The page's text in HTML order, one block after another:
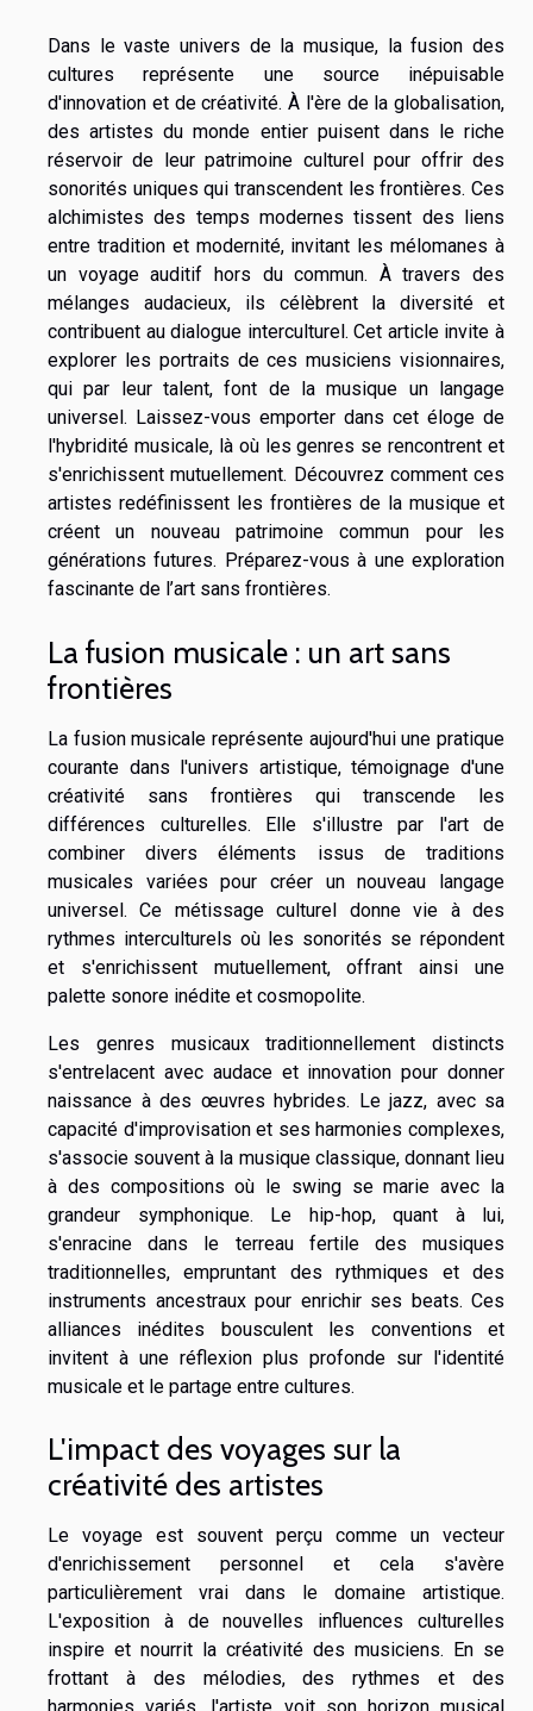
Dans le vaste univers de la musique, la fusion des
cultures représente une source inépuisable
d'innovation et de créativité. À l'ère de la globalisation,
des artistes du monde entier puisent dans le riche
réservoir de leur patrimoine culturel pour offrir des
sonorités uniques qui transcendent les frontières. Ces
alchimistes des temps modernes tissent des liens
entre tradition et modernité, invitant les mélomanes à
un voyage auditif hors du commun. À travers des
mélanges audacieux, ils célèbrent la diversité et
contribuent au dialogue interculturel. Cet article invite à
explorer les portraits de ces musiciens visionnaires,
qui par leur talent, font de la musique un langage
universel. Laissez-vous emporter dans cet éloge de
l'hybridité musicale, là où les genres se rencontrent et
s'enrichissent mutuellement. Découvrez comment ces
artistes redéfinissent les frontières de la musique et
créent un nouveau patrimoine commun pour les
générations futures. Préparez-vous à une exploration
fascinante de l’art sans frontières.
La fusion musicale : un art sans
frontières
La fusion musicale représente aujourd'hui une pratique
courante dans l'univers artistique, témoignage d'une
créativité sans frontières qui transcende les
différences culturelles. Elle s'illustre par l'art de
combiner divers éléments issus de traditions
musicales variées pour créer un nouveau langage
universel. Ce métissage culturel donne vie à des
rythmes interculturels où les sonorités se répondent
et s'enrichissent mutuellement, offrant ainsi une
palette sonore inédite et cosmopolite.
Les genres musicaux traditionnellement distincts
s'entrelacent avec audace et innovation pour donner
naissance à des œuvres hybrides. Le jazz, avec sa
capacité d'improvisation et ses harmonies complexes,
s'associe souvent à la musique classique, donnant lieu
à des compositions où le swing se marie avec la
grandeur symphonique. Le hip-hop, quant à lui,
s'enracine dans le terreau fertile des musiques
traditionnelles, empruntant des rythmiques et des
instruments ancestraux pour enrichir ses beats. Ces
alliances inédites bousculent les conventions et
invitent à une réflexion plus profonde sur l'identité
musicale et le partage entre cultures.
L'impact des voyages sur la
créativité des artistes
Le voyage est souvent perçu comme un vecteur
d'enrichissement personnel et cela s'avère
particulièrement vrai dans le domaine artistique.
L'exposition à de nouvelles influences culturelles
inspire et nourrit la créativité des musiciens. En se
frottant à des mélodies, des rythmes et des